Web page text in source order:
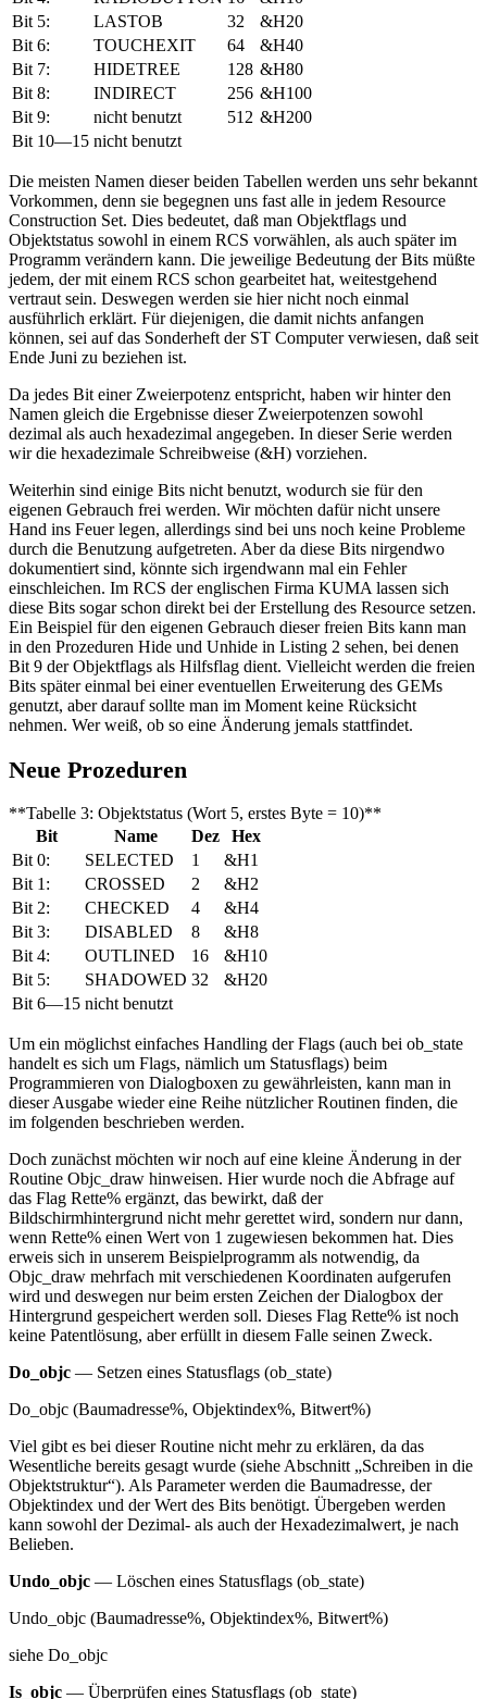
Bit 5:
LASTOB 32
&H20
Bit 6:
TOUCHEXIT 64
&H40
Bit 7:
HIDETREE 128 &H80
Bit 8:
INDIRECT 256 &H100
Bit 9:
nicht benutzt 512 &H200
Bit 10—15 nicht benutzt
Die meisten Namen dieser beiden Tabellen werden uns sehr bekannt
Vorkommen, denn sie begegnen uns fast alle in jedem Resource
Construction Set. Dies bedeutet, daß man Objektflags und
Objektstatus sowohl in einem RCS vorwählen, als auch später im
Programm verändern kann. Die jeweilige Bedeutung der Bits müßte
jedem, der mit einem RCS schon gearbeitet hat, weitestgehend
vertraut sein. Deswegen werden sie hier nicht noch einmal
ausführlich erklärt. Für diejenigen, die damit nichts anfangen
können, sei auf das Sonderheft der ST Computer verwiesen, daß seit
Ende Juni zu beziehen ist.
Da jedes Bit einer Zweierpotenz entspricht, haben wir hinter den
Namen gleich die Ergebnisse dieser Zweierpotenzen sowohl
dezimal als auch hexadezimal angegeben. In dieser Serie werden
wir die hexadezimale Schreibweise (&H) vorziehen.
Weiterhin sind einige Bits nicht benutzt, wodurch sie für den
eigenen Gebrauch frei werden. Wir möchten dafür nicht unsere
Hand ins Feuer legen, allerdings sind bei uns noch keine Probleme
durch die Benutzung aufgetreten. Aber da diese Bits nirgendwo
dokumentiert sind, könnte sich irgendwann mal ein Fehler
einschleichen. Im RCS der englischen Firma KUMA lassen sich
diese Bits sogar schon direkt bei der Erstellung des Resource setzen.
Ein Beispiel für den eigenen Gebrauch dieser freien Bits kann man
in den Prozeduren Hide und Unhide in Listing 2 sehen, bei denen
Bit 9 der Objektflags als Hilfsflag dient. Vielleicht werden die freien
Bits später einmal bei einer eventuellen Erweiterung des GEMs
genutzt, aber darauf sollte man im Moment keine Rücksicht
nehmen. Wer weiß, ob so eine Änderung jemals stattfindet.
Neue Prozeduren
**Tabelle 3: Objektstatus (Wort 5, erstes Byte = 10)**
Bit
Name Dez
Hex
Bit 0:
SELECTED 1
&H1
Bit 1:
CROSSED 2
&H2
Bit 2:
CHECKED 4
&H4
Bit 3:
DISABLED 8
&H8
Bit 4:
OUTLINED 16
&H10
Bit 5:
SHADOWED 32
&H20
Bit 6—15 nicht benutzt
Um ein möglichst einfaches Handling der Flags (auch bei ob_state
handelt es sich um Flags, nämlich um Statusflags) beim
Programmieren von Dialogboxen zu gewährleisten, kann man in
dieser Ausgabe wieder eine Reihe nützlicher Routinen finden, die
im folgenden beschrieben werden.
Doch zunächst möchten wir noch auf eine kleine Änderung in der
Routine Objc_draw hinweisen. Hier wurde noch die Abfrage auf
das Flag Rette% ergänzt, das bewirkt, daß der
Bildschirmhintergrund nicht mehr gerettet wird, sondern nur dann,
wenn Rette% einen Wert von 1 zugewiesen bekommen hat. Dies
erweis sich in unserem Beispielprogramm als notwendig, da
Objc_draw mehrfach mit verschiedenen Koordinaten aufgerufen
wird und deswegen nur beim ersten Zeichen der Dialogbox der
Hintergrund gespeichert werden soll. Dieses Flag Rette% ist noch
keine Patentlösung, aber erfüllt in diesem Falle seinen Zweck.
Do_objc — Setzen eines Statusflags (ob_state)
Do_objc (Baumadresse%, Objektindex%, Bitwert%)
Viel gibt es bei dieser Routine nicht mehr zu erklären, da das
Wesentliche bereits gesagt wurde (siehe Abschnitt „Schreiben in die
Objektstruktur“). Als Parameter werden die Baumadresse, der
Objektindex und der Wert des Bits benötigt. Übergeben werden
kann sowohl der Dezimal- als auch der Hexadezimalwert, je nach
Belieben.
Undo_objc — Löschen eines Statusflags (ob_state)
Undo_objc (Baumadresse%, Objektindex%, Bitwert%)
siehe Do_objc
Is_objc — Überprüfen eines Statusflags (ob_state)